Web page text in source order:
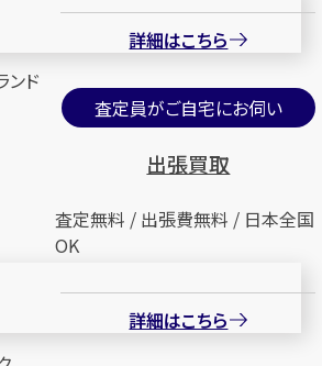
詳細はこちら
査定員がご自宅にお伺い
出張買取
査定無料 / 出張費無料 / 日本全国
OK
詳細はこちら